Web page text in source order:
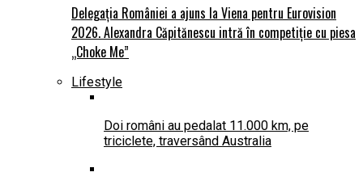
Delegația României a ajuns la Viena pentru Eurovision
2026. Alexandra Căpitănescu intră în competiție cu piesa
„Choke Me”
Lifestyle
Doi români au pedalat 11.000 km, pe
triciclete, traversând Australia